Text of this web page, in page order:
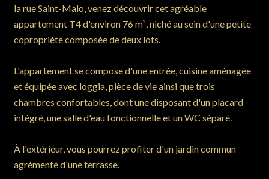
la rue Saint-Malo, venez découvrir cet agréable
appartement T4 d'environ 76 m², niché au sein d'une petite
copropriété composée de deux lots.
L'appartement se compose d'une entrée, cuisine aménagée
et équipée avec loggia, pièce de vie ainsi que trois
chambres confortables, dont une disposant d'un placard
intégré, une salle d'eau fonctionnelle et un WC séparé.
À l'extérieur, vous pourrez profiter d'un jardin commun
agrémenté d'une terrasse.